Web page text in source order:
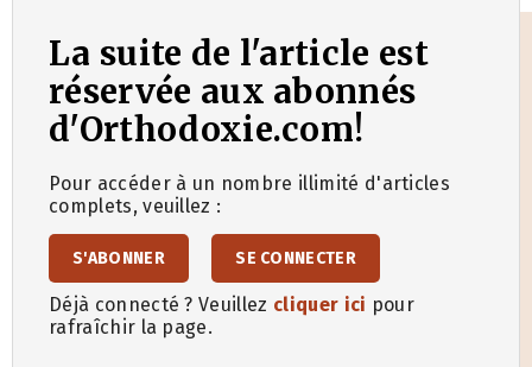
La suite de l'article est
réservée aux abonnés
d'Orthodoxie.com!
Pour accéder à un nombre illimité d'articles
complets, veuillez :
S'ABONNER SE CONNECTER
Déjà connecté ? Veuillez cliquer ici pour
rafraîchir la page.